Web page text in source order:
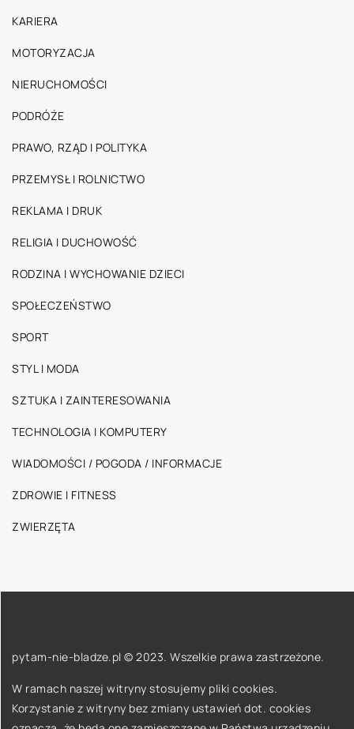
KARIERA
MOTORYZACJA
NIERUCHOMOŚCI
PODRÓŻE
PRAWO, RZĄD I POLITYKA
PRZEMYSŁ I ROLNICTWO
REKLAMA I DRUK
RELIGIA I DUCHOWOŚĆ
RODZINA I WYCHOWANIE DZIECI
SPOŁECZEŃSTWO
SPORT
STYL I MODA
SZTUKA I ZAINTERESOWANIA
TECHNOLOGIA I KOMPUTERY
WIADOMOŚCI / POGODA / INFORMACJE
ZDROWIE I FITNESS
ZWIERZĘTA
pytam-nie-bladze.pl © 2023. Wszelkie prawa zastrzeżone.
W ramach naszej witryny stosujemy pliki cookies.
Korzystanie z witryny bez zmiany ustawień dot. cookies